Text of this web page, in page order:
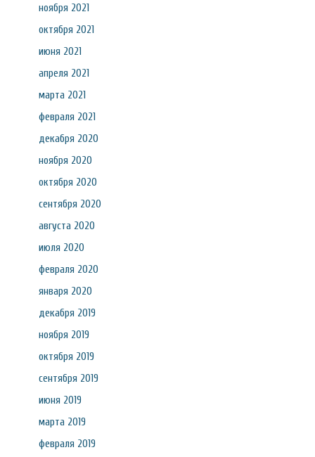
ноября 2021
октября 2021
июня 2021
апреля 2021
марта 2021
февраля 2021
декабря 2020
ноября 2020
октября 2020
сентября 2020
августа 2020
июля 2020
февраля 2020
января 2020
декабря 2019
ноября 2019
октября 2019
сентября 2019
июня 2019
марта 2019
февраля 2019